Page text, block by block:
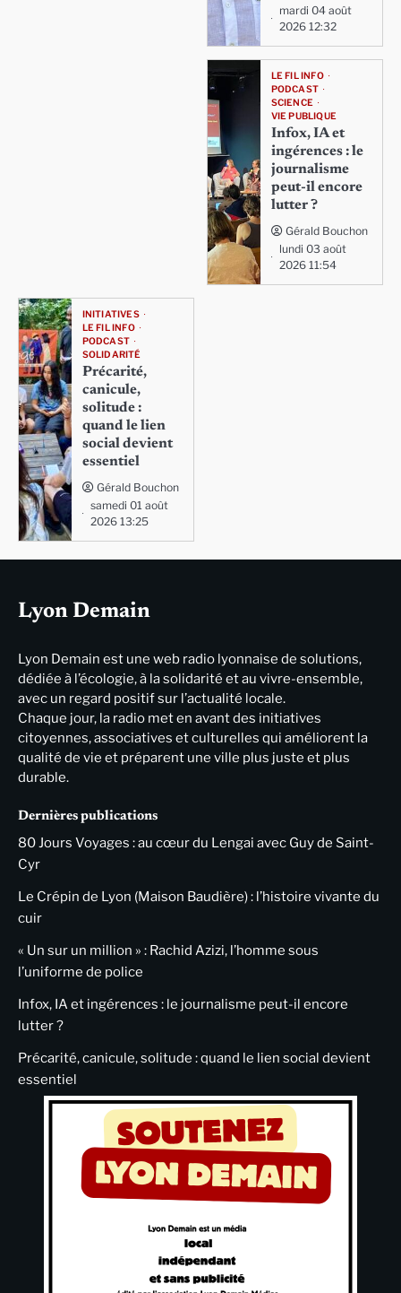
mardi 04 août
2026 12:32
LE FIL INFO
PODCAST
SCIENCE
VIE PUBLIQUE
Infox, IA et
ingérences : le
journalisme
peut-il encore
lutter ?
Gérald Bouchon
lundi 03 août
2026 11:54
INITIATIVES
LE FIL INFO
PODCAST
SOLIDARITÉ
Précarité,
canicule,
solitude :
quand le lien
social devient
essentiel
Gérald Bouchon
samedi 01 août
2026 13:25
Lyon Demain
Lyon Demain est une web radio lyonnaise de solutions,
dédiée à l’écologie, à la solidarité et au vivre-ensemble,
avec un regard positif sur l’actualité locale.
Chaque jour, la radio met en avant des initiatives
citoyennes, associatives et culturelles qui améliorent la
qualité de vie et préparent une ville plus juste et plus
durable.
Dernières publications
80 Jours Voyages : au cœur du Lengai avec Guy de Saint-
Cyr
Le Crépin de Lyon (Maison Baudière) : l’histoire vivante du
cuir
« Un sur un million » : Rachid Azizi, l’homme sous
l’uniforme de police
Infox, IA et ingérences : le journalisme peut-il encore
lutter ?
Précarité, canicule, solitude : quand le lien social devient
essentiel